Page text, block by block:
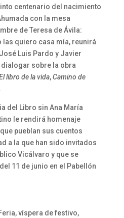
centenario del nacimiento
con la mesa
de Teresa de Ávila:
las quiero casa mía, reunirá
Luis Pardo y Javier
sobre la obra
libro de la vida,Camino de
del Libro sin Ana María
le rendirá homenaje
pueblan sus cuentos
a la que han sido invitados
Vicálvaro y que se
11 de junio en el Pabellón
víspera de festivo,